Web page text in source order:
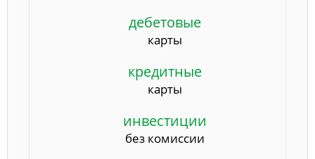
дебетовые
карты
кредитные
карты
инвестиции
без комиссии